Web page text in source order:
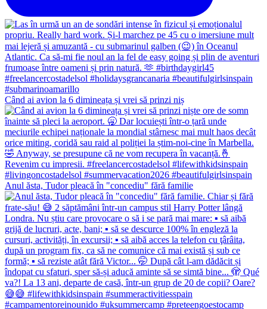
Când ai avion la 6 dimineața și vrei să prinzi niș
Anul ăsta, Tudor pleacă în "concediu" fără familie